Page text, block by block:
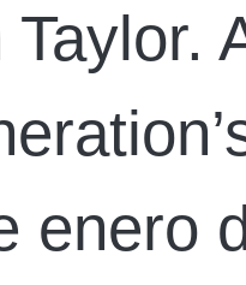
Taylor.
enero